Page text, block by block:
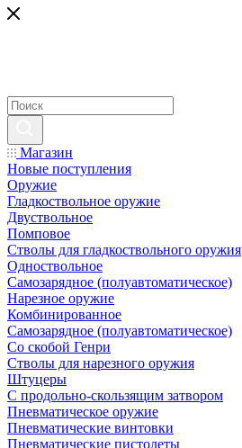
Магазин
Новые поступления
Оружие
Гладкоствольное оружие
Двуствольное
Помповое
Стволы для гладкоствольного оружия
Одноствольное
Самозарядное (полуавтоматическое)
Нарезное оружие
Комбинированное
Самозарядное (полуавтоматическое)
Со скобой Генри
Стволы для нарезного оружия
Штуцеры
С продольно-скользящим затвором
Пневматическое оружие
Пневматические винтовки
Пневматические пистолеты